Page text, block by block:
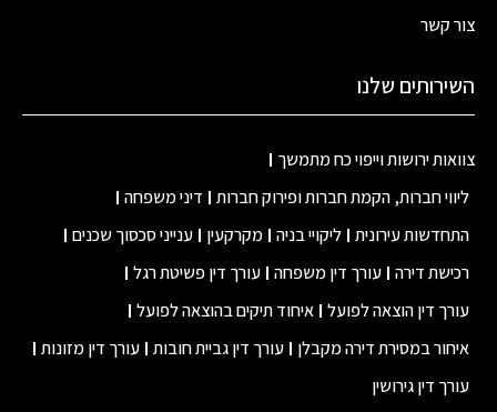
צור קשר
השירותים שלנו
צוואות ירושות וייפוי כח מתמשך
ליווי חברות, הקמת חברות ופירוק חברות
דיני משפחה
התחדשות עירונית ליקויי בניה מקרקעין
ענייני סכסוך שכנים
רכישת דירה עורך דין משפחה עורך דין פשיטת רגל
עורך דין הוצאה לפועל איחוד תיקים בהוצאה לפועל
איחור במסירת דירה מקבלן
עורך דין גביית חובות עורך דין מזונות
עורך דין גירושין